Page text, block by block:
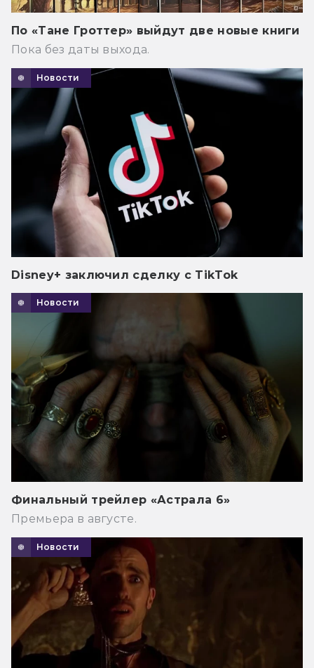
По «Тане Гроттер» выйдут две новые книги
Пока без даты выхода.
Новости
Disney+ заключил сделку с TikTok
Новости
Финальный трейлер «Астрала 6»
Премьера в августе.
Новости